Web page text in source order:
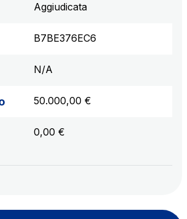
Aggiudicata
B7BE376EC6
N/A
50.000,00 €
0,00 €